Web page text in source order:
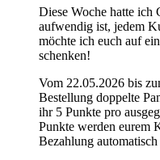
Diese Woche hatte ich
aufwendig ist, jedem
möchte ich euch auf
schenken!
Vom 22.05.2026 bis
Bestellung doppelte
ihr 5 Punkte pro
Punkte werden eurem
Bezahlung